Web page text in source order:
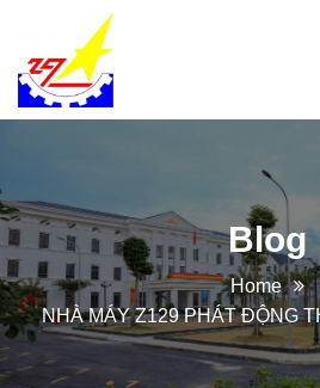
Blog
Home
NHÀ MÁY Z129 PHÁT ĐỘNG